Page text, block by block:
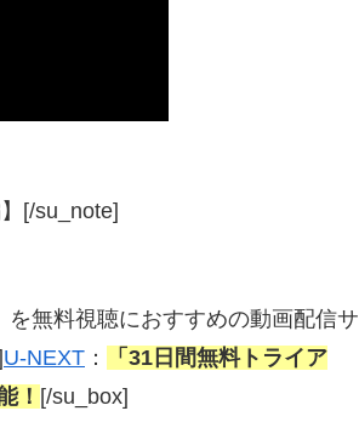
[/su_note]
無料視聴におすすめの動画配信サ
U-NEXT ：
「31日間無料トライア
！ [/su_box]